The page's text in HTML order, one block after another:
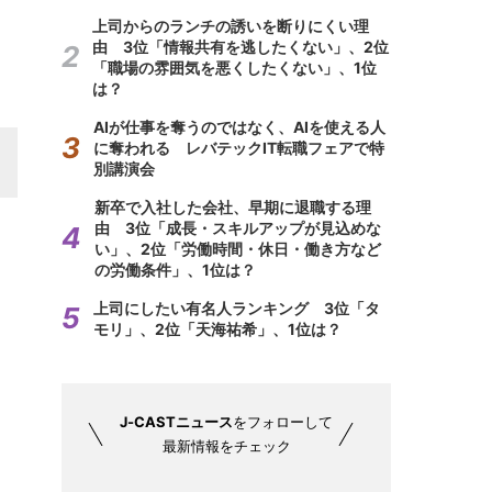
上司からのランチの誘いを断りにくい理
由 3位「情報共有を逃したくない」、2位
「職場の雰囲気を悪くしたくない」、1位
は？
AIが仕事を奪うのではなく、AIを使える人
に奪われる レバテックIT転職フェアで特
別講演会
新卒で入社した会社、早期に退職する理
由 3位「成長・スキルアップが見込めな
い」、2位「労働時間・休日・働き方など
の労働条件」、1位は？
上司にしたい有名人ランキング 3位「タ
モリ」、2位「天海祐希」、1位は？
J-CASTニュースをフォローして
最新情報をチェック